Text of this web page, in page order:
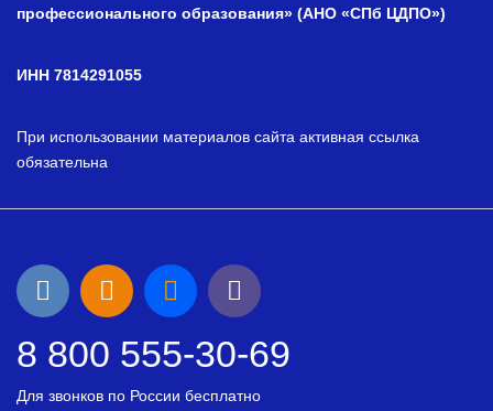
профессионального образования» (АНО «СПб ЦДПО»)
ИНН 7814291055
При использовании материалов сайта активная ссылка
обязательна
8 800 555-30-69
Для звонков по России бесплатно